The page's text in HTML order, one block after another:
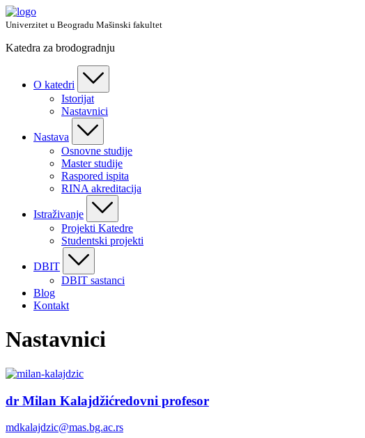
Skip
to
Univerzitet u Beogradu Mašinski fakultet
Katedra za brodogradnju
O katedri
Istorijat
Nastavnici
Nastava
Osnovne studije
Master studije
Raspored ispita
RINA akreditacija
Istraživanje
Projekti Katedre
Studentski projekti
DBIT
DBIT sastanci
Blog
Kontakt
Nastavnici
dr Milan Kalajdžićredovni profesor
mdkalajdzic@mas.bg.ac.rs